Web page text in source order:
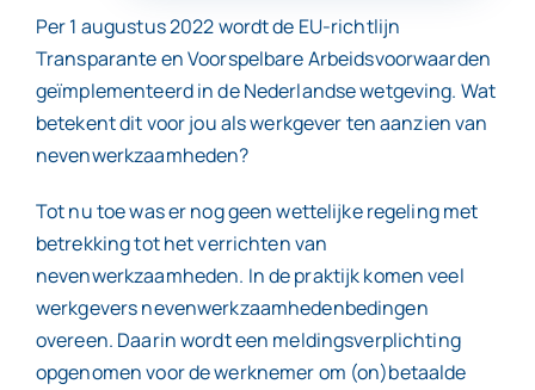
Per 1 augustus 2022 wordt de EU-richtlijn
Transparante en Voorspelbare Arbeidsvoorwaarden
geïmplementeerd in de Nederlandse wetgeving. Wat
betekent dit voor jou als werkgever ten aanzien van
nevenwerkzaamheden?
Tot nu toe was er nog geen wettelijke regeling met
betrekking tot het verrichten van
nevenwerkzaamheden. In de praktijk komen veel
werkgevers nevenwerkzaamhedenbedingen
overeen. Daarin wordt een meldingsverplichting
opgenomen voor de werknemer om (on)betaalde